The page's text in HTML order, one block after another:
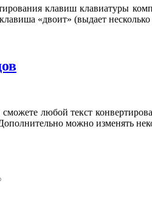
клавиш клавиатуры
«двоит» (выдает
любой текст
можно изменять